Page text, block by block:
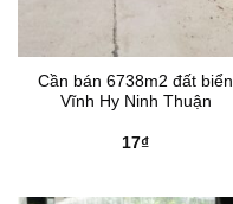
Cần bán 6738m2 đất biển
Vĩnh Hy Ninh Thuận
17₫